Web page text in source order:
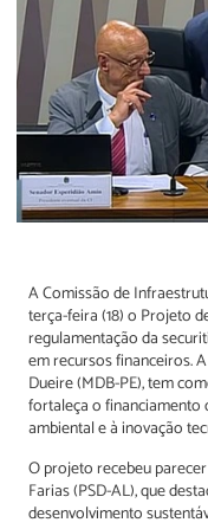
A Comissão de
terça-feira (18) o Projeto
regulamentação da
em recursos financeiros.
Dueire (MDB-PE), tem
fortaleça o financiamento
ambiental e à inovação
O projeto recebeu
Farias (PSD-AL), que
desenvolvimento